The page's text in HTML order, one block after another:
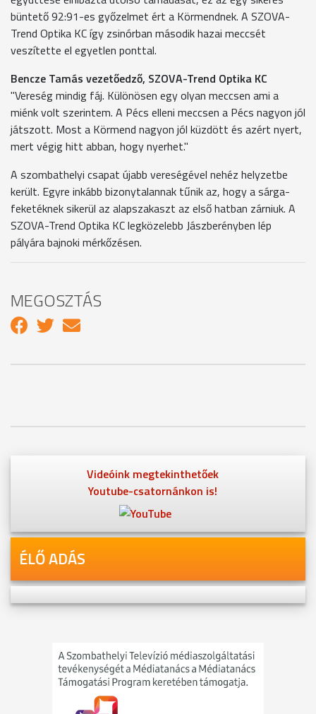
büntető 92:91-es győzelmet ért a Körmendnek. A SZOVA-
Trend Optika KC így zsinórban második hazai meccsét
veszítette el egyetlen ponttal.
Bencze Tamás vezetőedző, SZOVA-Trend Optika KC
"Vereség mindig fáj. Különösen egy olyan meccsen ami a
miénk volt szerintem. A Pécs elleni meccsen a Pécs nagyon jól
játszott. Most a Körmend nagyon jól küzdött és azért nyert,
mert végig hitt abban, hogy nyerhet."
A szombathelyi csapat újabb vereségével nehéz helyzetbe
került. Egyre inkább bizonytalannak tűnik az, hogy a sárga-
feketéknek sikerül az alapszakaszt az első hatban zárniuk. A
SZOVA-Trend Optika KC legközelebb Jászberényben lép
pályára bajnoki mérkőzésen.
MEGOSZTÁS
Videóink megtekinthetőek
Youtube-csatornánkon is!
ÉLŐ ADÁS